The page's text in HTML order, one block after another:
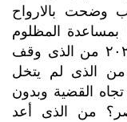
وضحت بالارواح
بمساعدة المظلوم
واستردادا للحقوق. وحتى ٧ اكتوبر ٢٠٢٣ من الذى وقف
الذى لم يتخل
القضية وبدون
من الذى أعد